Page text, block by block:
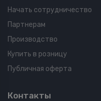
Начать сотрудничество
Партнерам
Производство
Купить в розницу
Публичная оферта
Контакты